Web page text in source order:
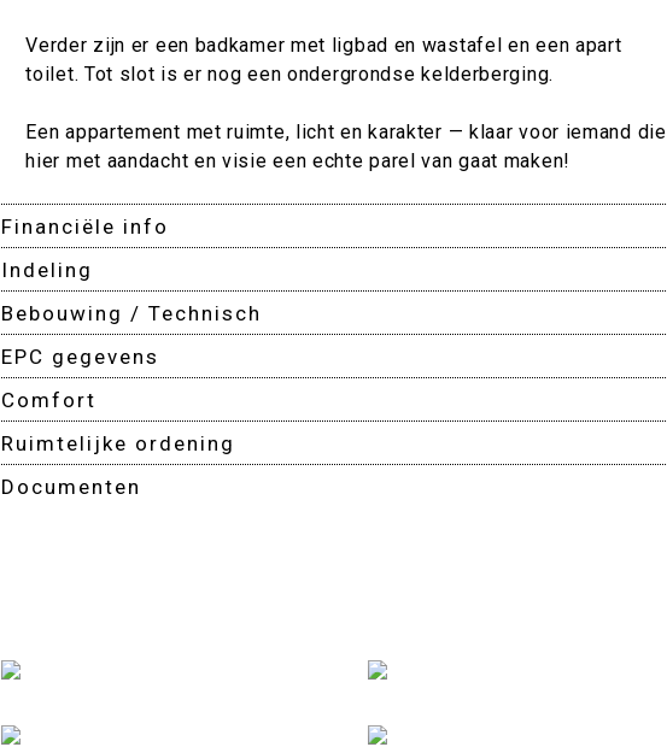
Verder zijn er een badkamer met ligbad en wastafel en een apart
toilet. Tot slot is er nog een ondergrondse kelderberging.
Een appartement met ruimte, licht en karakter — klaar voor iemand die
hier met aandacht en visie een echte parel van gaat maken!
Financiële info
Indeling
Bebouwing / Technisch
EPC gegevens
Comfort
Ruimtelijke ordening
Documenten